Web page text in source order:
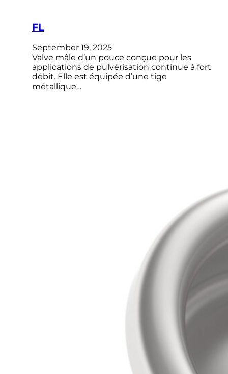
FL
September 19, 2025
Valve mâle d’un pouce conçue pour les
applications de pulvérisation continue à fort
débit. Elle est équipée d’une tige
métallique…